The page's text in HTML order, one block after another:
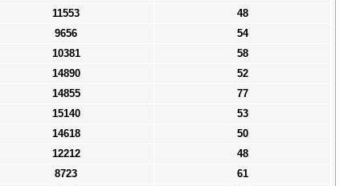
11553
48
9656
54
10381
58
14890
52
14855
77
15140
53
14618
50
12212
48
8723
61